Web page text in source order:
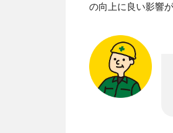
の向上に良い影響